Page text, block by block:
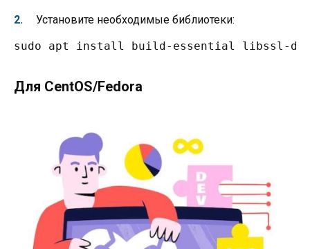
Установите необходимые библиотеки:
sudo apt install build-essential libssl-
Для CentOS/Fedora